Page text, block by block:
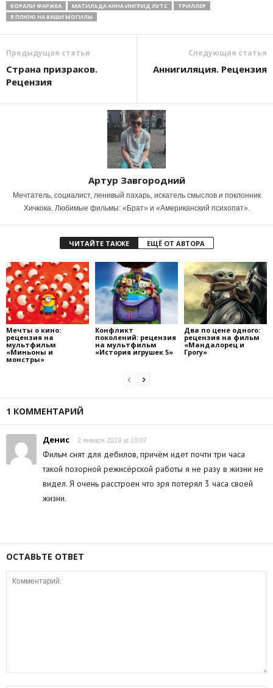
КОРАЛИ ФАРЖЕА
МАТИЛЬДА АННА ИНГРИД ЛУТС
ТРИЛЛЕР
Я ПЛЮЮ НА ВАШИ МОГИЛЫ
Предыдущая статья
Страна призраков.
Рецензия
Следующая статья
Аннигиляция. Рецензия
Артур Завгородний
Мечтатель, социалист, ленивый пахарь, искатель смыслов и поклонник
Хичкока. Любимые фильмы: «Брат» и «Американский психопат».
ЧИТАЙТЕ ТАКЖЕ ЕЩЁ ОТ АВТОРА
Мечты о кино:
рецензия на
мультфильм
«Миньоны и
монстры»
Конфликт
поколений: рецензия
на мультфильм
«История игрушек 5»
Два по цене одного:
рецензия на фильм
«Мандалорец и
Грогу»
1 КОММЕНТАРИЙ
Денис 2 января 2019 at 10:07
Фильм снят для дебилов, причём идет почти три часа
такой позорной режисёрской работы я не разу в жизни не
видел. Я очень расстроен что зря потерял 3 часа своей
жизни.
ОСТАВЬТЕ ОТВЕТ